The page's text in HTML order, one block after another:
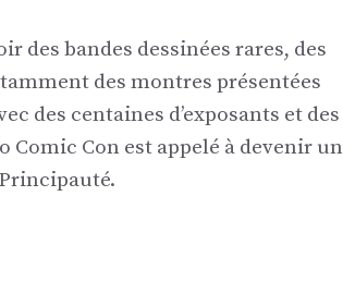
des bandes dessinées rares, des
des montres présentées
des centaines d’exposants et des
Con est appelé à devenir un